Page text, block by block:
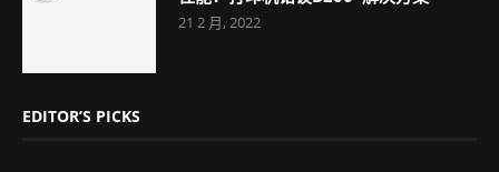
21 2 月, 2022
EDITOR’S PICKS